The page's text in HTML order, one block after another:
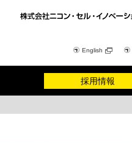
English
採用情報